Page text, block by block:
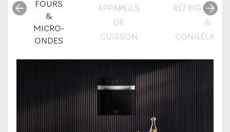
FOURS
&
MICRO-
ONDES
APPAREILS
DE
CUISSON
&